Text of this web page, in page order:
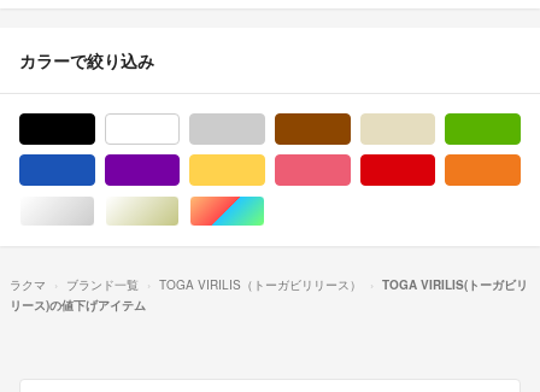
カラーで絞り込み
シルバー/銀色系ゴールド/金色系マルチカラー
ラクマ ブランド一覧 TOGA VIRILIS（トーガビリリース）
TOGA VIRILIS(トーガビリ
リース)の値下げアイテム